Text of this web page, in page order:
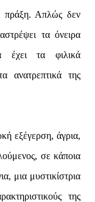
πράξη. Απλώς δεν
τα όνειρα
έχει τα φιλικά
ανατρεπτικά της
εξέγερση, άγρια,
σε κάποια
μια μυστικίστρια
της